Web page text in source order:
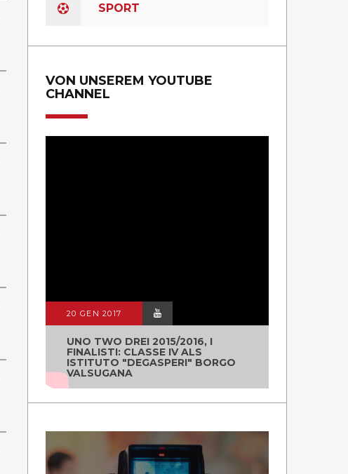
SPORT
VON UNSEREM YOUTUBE
CHANNEL
20 GEN 2017
UNO TWO DREI 2015/2016, I
FINALISTI: CLASSE IV ALS
ISTITUTO "DEGASPERI" BORGO
VALSUGANA